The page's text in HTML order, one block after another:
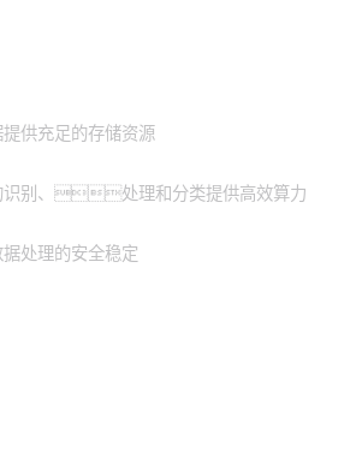
供充足的存储资源
识别、处理和分类提供高效算力
处理的安全稳定